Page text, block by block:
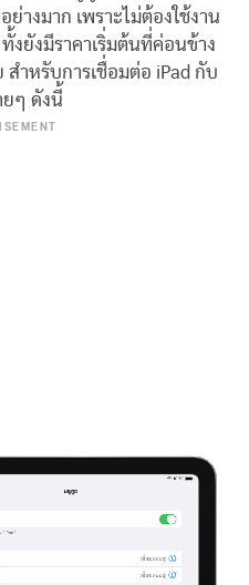
างมาก เพราะไม่ต้องใช้งาน
งยังมีราคาเริ่มต้นที่ค่อนข้าง
ำหรับการเชื่อมต่อ iPad กับ
ยๆ ดังนี้